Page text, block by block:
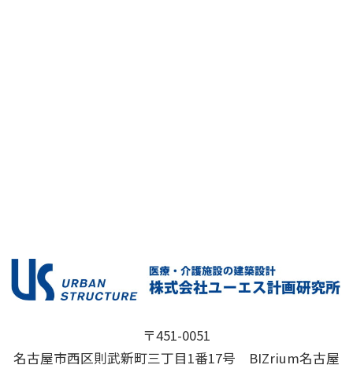
〒451-0051
名古屋市西区則武新町三丁目1番17号 BIZrium名古屋